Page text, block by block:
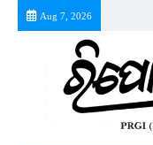
Aug 7, 2026